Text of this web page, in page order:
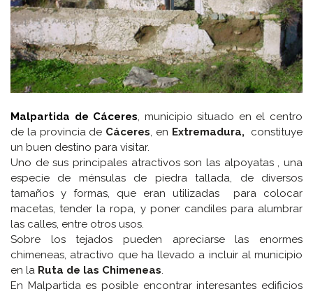
Malpartida de Cáceres, municipio situado en el centro
de la provincia de Cáceres, en Extremadura, constituye
un buen destino para visitar.
Uno de sus principales atractivos son las alpoyatas , una
especie de ménsulas de piedra tallada, de diversos
tamaños y formas, que eran utilizadas para colocar
macetas, tender la ropa, y poner candiles para alumbrar
las calles, entre otros usos.
Sobre los tejados pueden apreciarse las enormes
chimeneas, atractivo que ha llevado a incluir al municipio
en la Ruta de las Chimeneas.
En Malpartida es posible encontrar interesantes edificios